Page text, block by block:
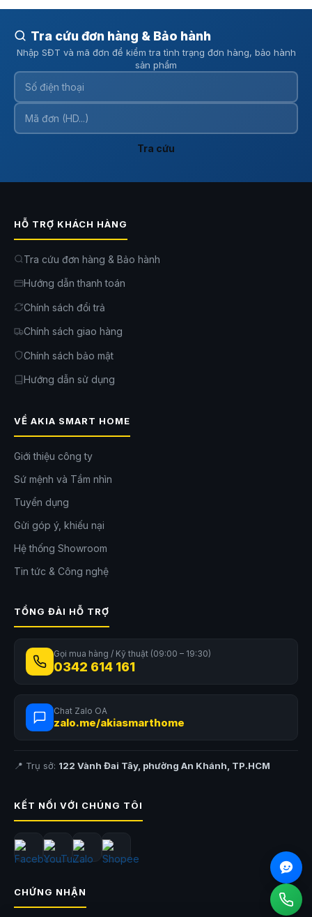
Camera chống nước ngoài trời hoạt động bền bỉ
Camera ngoài trời Tapo C615F KIT
bụi IP65 giúp hoạt động ổn định trong nhiều điều kiện thời tiết. Camera
phù hợp lắp đặt lâu dài ở khu vực ngoài trời mà vẫn đảm bảo độ bền
cao. Thiết bị cũng hỗ trợ lưu trữ qua
Thông qua ứng dụngTapo
tương thích với Amazon Alexa và Google Home giúp điều khiển thuận
tiện hơn trong hệ sinh thái nhà thông minh.
Bảng thông số kỹ thuật
Thông số
góc bến tàu Xoay 360°
Chuẩn chống nước IP65
Tối đa MicroSD 512GB, Cloud Tapo Care
Nguồn điện , không dây
Tra cứu đơn hàng & Bảo hành
Nhập SĐT và mã đơn để kiểm tra tình trạng đơn hàng, bảo hành
sản phẩm
Tra cứu
HỖ TRỢ KHÁCH HÀNG
Tra cứu đơn hàng & Bảo hành
Hướng dẫn thanh toán
Chính sách đổi trả
Chính sách giao hàng
Chính sách bảo mật
Hướng dẫn sử dụng
VỀ AKIA SMART HOME
Giới thiệu công ty
Sứ mệnh và Tầm nhìn
Tuyển dụng
Gửi góp ý, khiếu nại
Hệ thống Showroom
Tin tức & Công nghệ
TỔNG ĐÀI HỖ TRỢ
Gọi mua hàng / Kỹ thuật (09:00 – 19:30)
0342 614 161
Chat Zalo OA
zalo.me/akiasmarthome
📍 Trụ sở: 122 Vành Đai Tây, phường An Khánh, TP.HCM
KẾT NỐI VỚI CHÚNG TÔI
CHỨNG NHẬN